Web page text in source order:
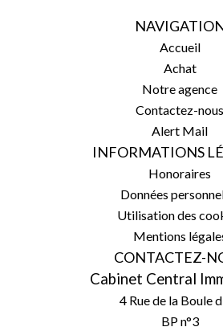
Accueil
Achat
Notre agence
Contactez-nous
Alert Mail
INFORMATIONS
Honoraires
Données
Utilisation des
Mentions
CONTACTEZ-
Cabinet Central
4 Rue de la Boule
BP n°3